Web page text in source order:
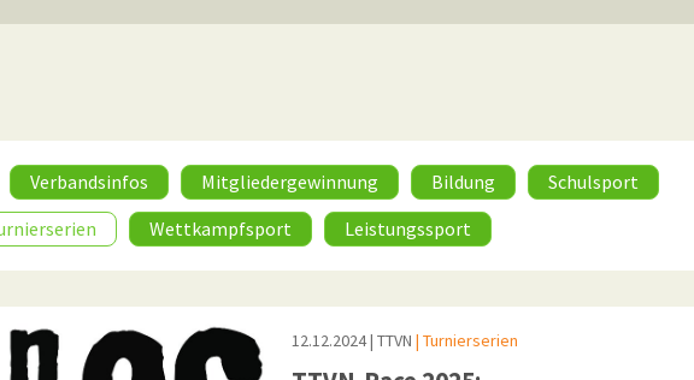
Verbandsinfos Mitgliedergewinnung Bildung
Schulsport
Wettkampfsport Leistungssport
12.12.2024| TTVN | Turnierserien